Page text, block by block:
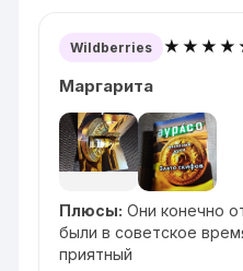
Wildberries
Маргарита
Плюсы: Они конечно
были в советское
приятный